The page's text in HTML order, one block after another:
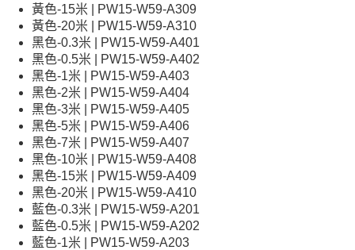
黃色-15米 | PW15-W59-A309
黃色-20米 | PW15-W59-A310
黑色-0.3米 | PW15-W59-A401
黑色-0.5米 | PW15-W59-A402
黑色-1米 | PW15-W59-A403
黑色-2米 | PW15-W59-A404
黑色-3米 | PW15-W59-A405
黑色-5米 | PW15-W59-A406
黑色-7米 | PW15-W59-A407
黑色-10米 | PW15-W59-A408
黑色-15米 | PW15-W59-A409
黑色-20米 | PW15-W59-A410
藍色-0.3米 | PW15-W59-A201
藍色-0.5米 | PW15-W59-A202
藍色-1米 | PW15-W59-A203